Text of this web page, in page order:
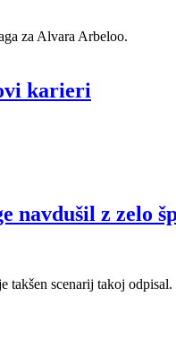
za Alvara Arbeloo.
karieri
z zelo
takšen scenarij takoj odpisal.